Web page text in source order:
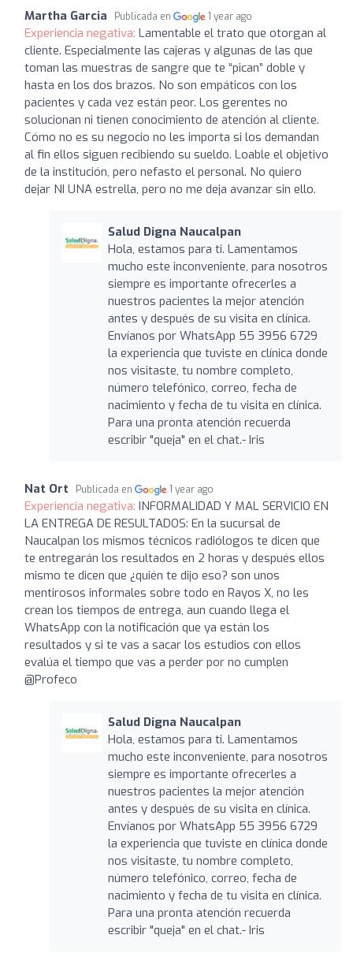
Martha Garcia Publicada en 1 year ago
Experiencia negativa: Lamentable el trato que otorgan al
cliente. Especialmente las cajeras y algunas de las que
toman las muestras de sangre que te “pican” doble y
hasta en los dos brazos. No son empáticos con los
pacientes y cada vez están peor. Los gerentes no
solucionan ni tienen conocimiento de atención al cliente.
Cómo no es su negocio no les importa si los demandan
al fin ellos siguen recibiendo su sueldo. Loable el objetivo
de la institución, pero nefasto el personal. No quiero
dejar NI UNA estrella, pero no me deja avanzar sin ello.
Salud Digna Naucalpan
Hola, estamos para ti. Lamentamos
mucho este inconveniente, para nosotros
siempre es importante ofrecerles a
nuestros pacientes la mejor atención
antes y después de su visita en clínica.
Envíanos por WhatsApp 55 3956 6729
la experiencia que tuviste en clínica donde
nos visitaste, tu nombre completo,
número telefónico, correo, fecha de
nacimiento y fecha de tu visita en clínica.
Para una pronta atención recuerda
escribir "queja" en el chat.- Iris
Nat Ort Publicada en 1 year ago
Experiencia negativa: INFORMALIDAD Y MAL SERVICIO EN
LA ENTREGA DE RESULTADOS: En la sucursal de
Naucalpan los mismos técnicos radiólogos te dicen que
te entregarán los resultados en 2 horas y después ellos
mismo te dicen que ¿quién te dijo eso? son unos
mentirosos informales sobre todo en Rayos X, no les
crean los tiempos de entrega, aun cuando llega el
WhatsApp con la notificación que ya están los
resultados y si te vas a sacar los estudios con ellos
evalúa el tiempo que vas a perder por no cumplen
@Profeco
Salud Digna Naucalpan
Hola, estamos para ti. Lamentamos
mucho este inconveniente, para nosotros
siempre es importante ofrecerles a
nuestros pacientes la mejor atención
antes y después de su visita en clínica.
Envíanos por WhatsApp 55 3956 6729
la experiencia que tuviste en clínica donde
nos visitaste, tu nombre completo,
número telefónico, correo, fecha de
nacimiento y fecha de tu visita en clínica.
Para una pronta atención recuerda
escribir "queja" en el chat.- Iris